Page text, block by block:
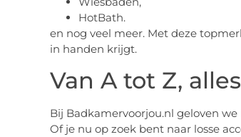
HotBath.
en nog veel meer. Met deze
in handen krijgt.
Van A tot Z,
Bij Badkamervoorjou.nl geloven
Of je nu op zoek bent naar losse